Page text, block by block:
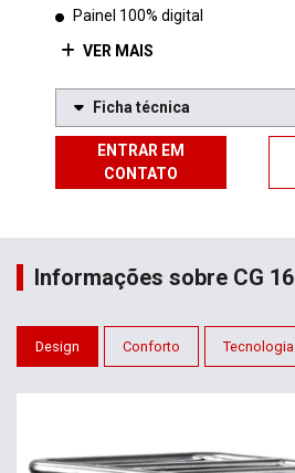
Painel 100% digital
VER MAIS
Ficha técnica
ENTRAR EM
CONTATO
Informações sobre CG
Design Conforto Tecnologia